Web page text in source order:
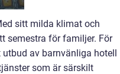
sitt milda klimat och
semestra för familjer. För
utbud av barnvänliga hotell
som är särskilt